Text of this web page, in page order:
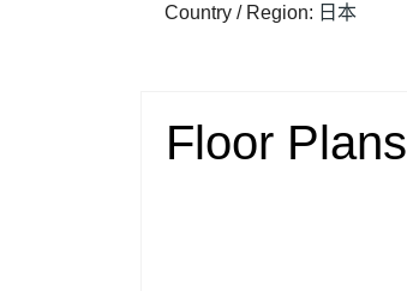
Country / Region: 日本
Floor Plans